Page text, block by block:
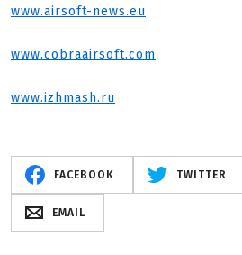
www.airsoft-news.eu
www.cobraairsoft.com
www.izhmash.ru
FACEBOOK TWITTER
EMAIL